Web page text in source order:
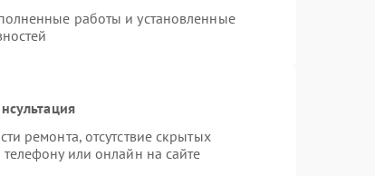
работы и установленные
ремонта, отсутствие скрытых
или онлайн на сайте